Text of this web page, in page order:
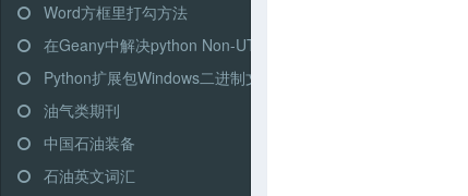
Word方框里打勾方法
在Geany中解决python Non-UTF-8的问题
Python扩展包Windows二进制文件
油气类期刊
中国石油装备
石油英文词汇